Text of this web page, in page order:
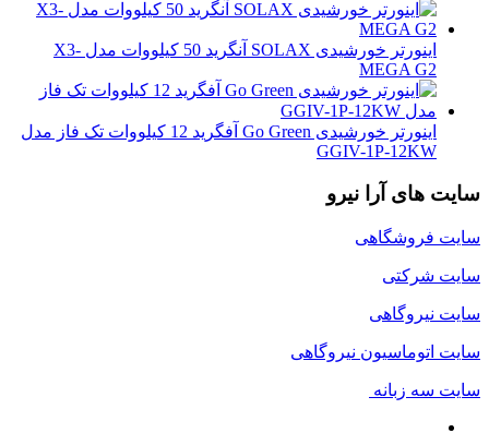
اینورتر خورشیدی SOLAX آنگرید 50 کیلووات مدل X3-
MEGA G2
اینورتر خورشیدی Go Green آفگرید 12 کیلووات تک فاز مدل
GGIV-1P-12KW
سایت های آرا نیرو
سایت فروشگاهی
سایت شرکتی
سایت نیروگاهی
سایت اتوماسیون نیروگاهی
سایت سه زبانه